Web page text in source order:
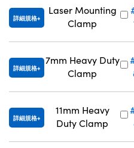
詳細規格
Laser Mounting
Clamp
詳細規格
7mm Heavy Duty
Clamp
詳細規格
11mm Heavy
Duty Clamp